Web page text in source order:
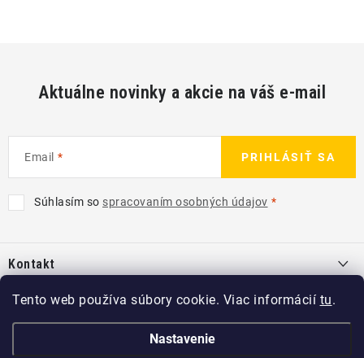
Tento web používa súbory cookie. Viac informácií tu.
Nastavenie
Aktuálne novinky a akcie na váš e-mail
Email
Súhlasím so spracovaním osobných údajov
PRIHLÁSIŤ SA
pKontakt
info@ kcshop.sk
+421 918 725 111
Kategórie